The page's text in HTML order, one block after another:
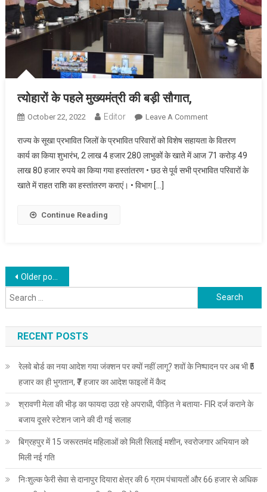
त्योहारों के पहले मुख्यमंत्री की बड़ी सौगात,
October 22, 2022 Editor Leave A CommentOn
के
पहले
मुख्यमंत्री
राज्य के सूखा प्रभावित जिलों के प्रभावित परिवारों को विशेष सहायता के वितरण
कार्य का किया शुभारंभ, 2 लाख 4 हजार 280 लाभुकों के खाते में आज 71 करोड़ 49
लाख 80 हजार रुपये का किया गया हस्तांतरण • छठ से पूर्व सभी प्रभावित परिवारों के
खाते में राहत राशि का हस्तांतरण कराएं। • विभाग […]
Continue Reading
Posts
navigation
Older posts
Search
for:
RECENT POSTS
रेलवे बोर्ड का नया आदेश गया जंक्शन पर क्यों नहीं लागू? शवों के निष्पादन पर अब भी ₹5
हजार का ही भुगतान, ₹7 हजार का आदेश फाइलों में कैद
श्रावणी मेला की भीड़ का फायदा उठा रहे अपराधी, पीड़ित ने बताया- FIR दर्ज कराने के
बजाय दूसरे स्टेशन जाने की दी गई सलाह
बिग्रहपुर में 15 जरूरतमंद महिलाओं को मिली सिलाई मशीन, स्वरोजगार अभियान को
मिली नई गति
निःशुल्क फेरी सेवा से दानापुर दियारा क्षेत्र की 6 ग्राम पंचायतों और 66 हजार से अधिक